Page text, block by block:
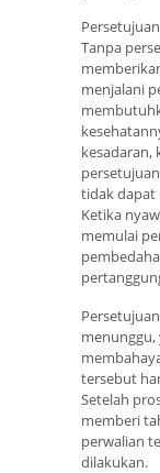
Tanpa
menjalani
kesadaran,
tidak dapat
Ketika
memulai
tersebut
Setelah
memberi
perwalian
dilakukan.